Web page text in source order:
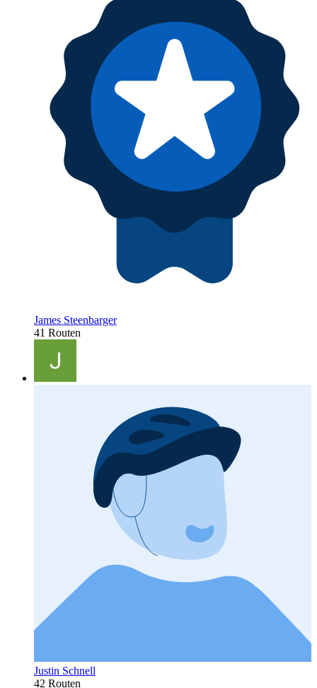
James Steenbarger
41 Routen
Justin Schnell
42 Routen